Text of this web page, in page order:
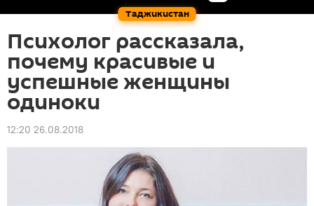
Таджикистан
Психолог рассказала,
почему красивые и
успешные женщины
одиноки
12:20 26.08.2018